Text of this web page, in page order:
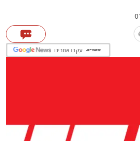
עקבו אחרינו